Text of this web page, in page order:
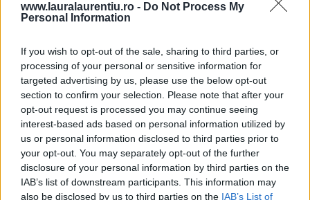
www.lauralaurentiu.ro - Do Not Process My
Personal Information
If you wish to opt-out of the sale, sharing to third parties, or
processing of your personal or sensitive information for
targeted advertising by us, please use the below opt-out
section to confirm your selection. Please note that after your
opt-out request is processed you may continue seeing
interest-based ads based on personal information utilized by
us or personal information disclosed to third parties prior to
your opt-out. You may separately opt-out of the further
disclosure of your personal information by third parties on the
IAB’s list of downstream participants. This information may
also be disclosed by us to third parties on the IAB’s List of
vară – VIDEO+text
Pui cu sos de ardei copți – rețetă video și pas cu pas
25.07.2026
ULTIMELE ȘTIRI